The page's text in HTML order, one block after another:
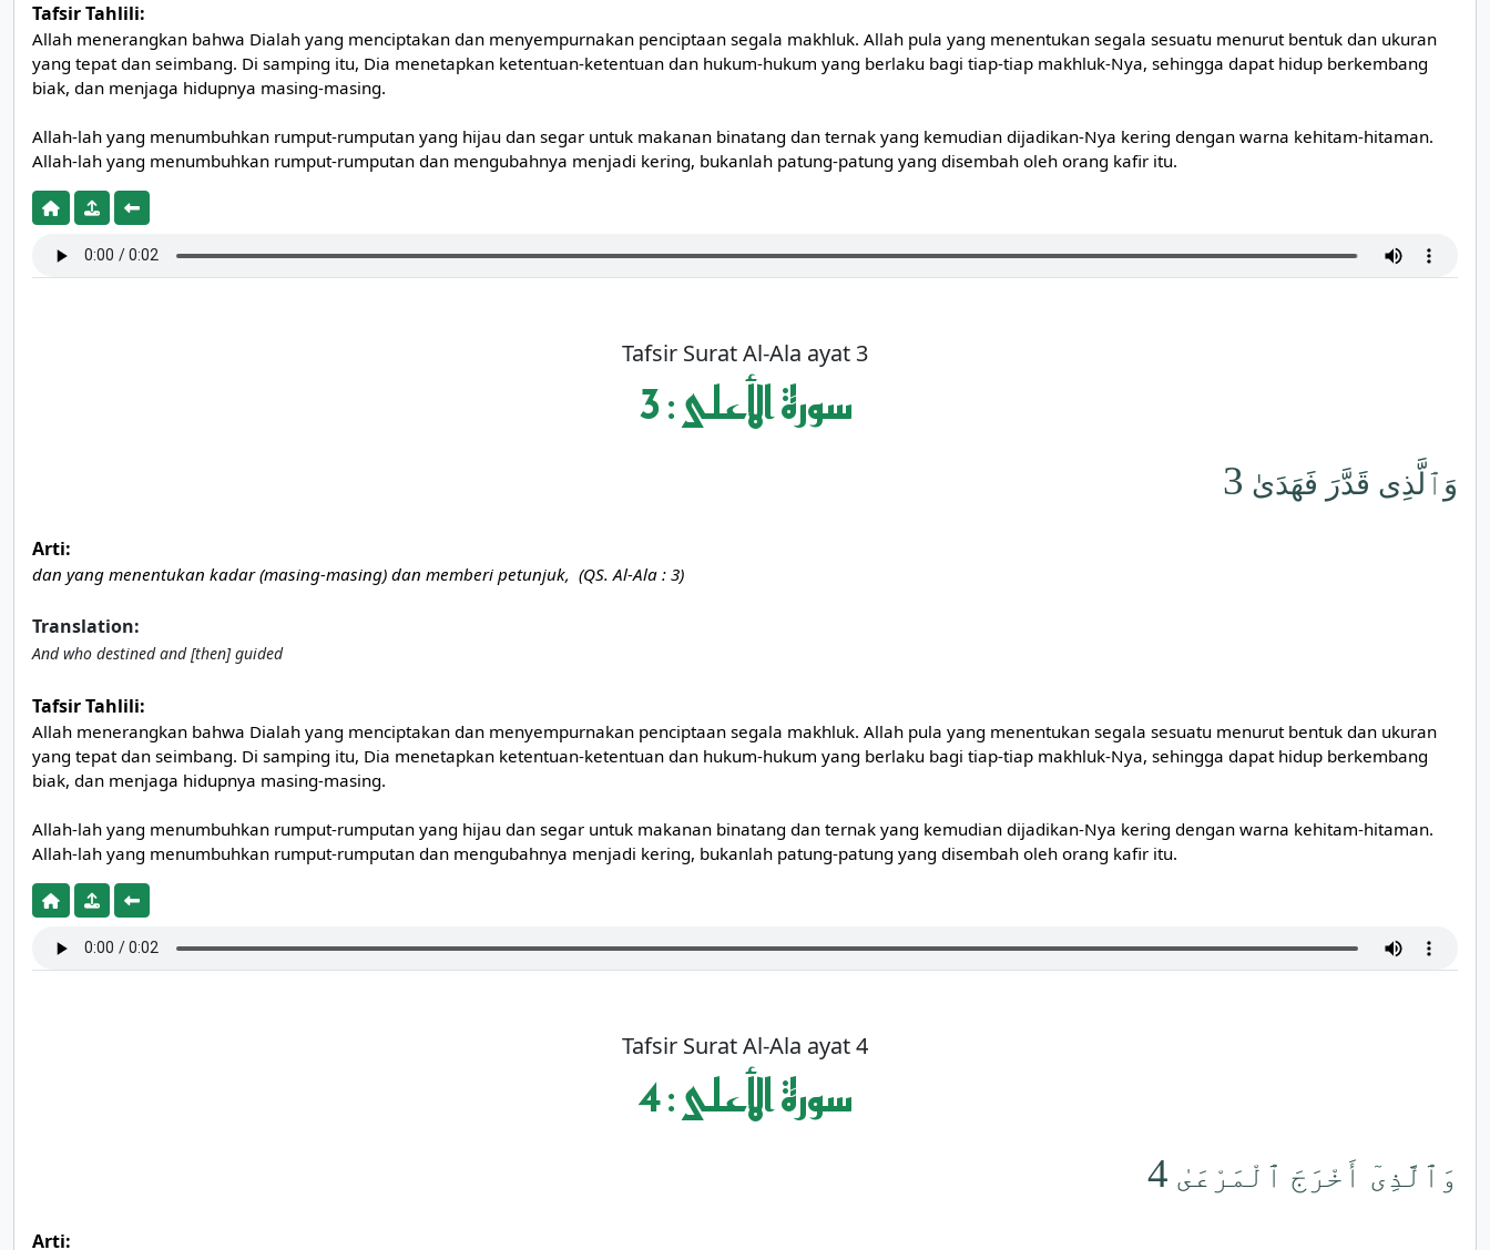
Tafsir Tahlili:
Allah menerangkan bahwa Dialah yang menciptakan dan menyempurnakan penciptaan segala makhluk. Allah pula yang menentukan segala sesuatu menurut bentuk dan ukuran
yang tepat dan seimbang. Di samping itu, Dia menetapkan ketentuan-ketentuan dan hukum-hukum yang berlaku bagi tiap-tiap makhluk-Nya, sehingga dapat hidup berkembang
biak, dan menjaga hidupnya masing-masing.
Allah-lah yang menumbuhkan rumput-rumputan yang hijau dan segar untuk makanan binatang dan ternak yang kemudian dijadikan-Nya kering dengan warna kehitam-hitaman.
Allah-lah yang menumbuhkan rumput-rumputan dan mengubahnya menjadi kering, bukanlah patung-patung yang disembah oleh orang kafir itu.
Tafsir Surat Al-Ala ayat 3
3 : سورة الأعلى
وَٱلَّذِى قَدَّرَ فَهَدَىٰ 3
Arti:
dan yang menentukan kadar (masing-masing) dan memberi petunjuk, (QS. Al-Ala : 3)
Translation:
And who destined and [then] guided
Tafsir Tahlili:
Allah menerangkan bahwa Dialah yang menciptakan dan menyempurnakan penciptaan segala makhluk. Allah pula yang menentukan segala sesuatu menurut bentuk dan ukuran
yang tepat dan seimbang. Di samping itu, Dia menetapkan ketentuan-ketentuan dan hukum-hukum yang berlaku bagi tiap-tiap makhluk-Nya, sehingga dapat hidup berkembang
biak, dan menjaga hidupnya masing-masing.
Allah-lah yang menumbuhkan rumput-rumputan yang hijau dan segar untuk makanan binatang dan ternak yang kemudian dijadikan-Nya kering dengan warna kehitam-hitaman.
Allah-lah yang menumbuhkan rumput-rumputan dan mengubahnya menjadi kering, bukanlah patung-patung yang disembah oleh orang kafir itu.
Tafsir Surat Al-Ala ayat 4
4 : سورة الأعلى
وَٱلَّذِىٓ أَخْرَجَ ٱلْمَرْعَىٰ 4
Arti: